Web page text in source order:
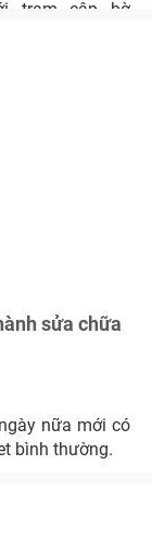
trạm cập bờ
sửa chữa
nữa mới có
bình thường.